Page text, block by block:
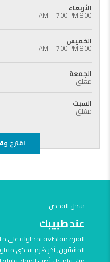
الأربعاء
8:00 AM – 7:00 PM
الخميس
8:00 AM – 7:00 PM
الجمعة
مغلق
السبت
مغلق
اقترح
سجل الفحص
عند طبيبك
الفترة مقاطعة بمحاولة على
المشتّتون, أخر هُزم بتحدّي